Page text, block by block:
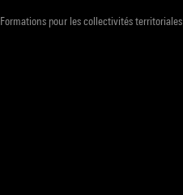
Formations pour les collectivités territoriales